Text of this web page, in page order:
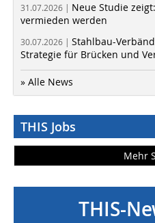
31.07.2026 | Neue Studie
vermieden werden
30.07.2026 | Stahlbau-
Strategie für Brücken und
» Alle News
THIS Jobs
Mehr
THIS-